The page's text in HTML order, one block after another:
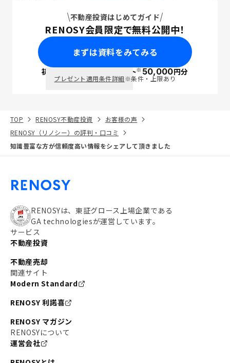
不動産投資はじめてガイド
RENOSY会員限定で無料公開中！
まずは資料をみてみる
初回面談で ポイント※50,000円分
プレゼント適用条件詳細※条件・上限あり
TOP RENOSY不動産投資
お客様の声
RENOSY（リノシー）の評判・口コミ
知識豊富な方が信頼度高い情報をシェアして頂きました
RENOSYは、東証グロース上場企業である
GA technologiesが運営しています。
サービス
不動産投資
不動産売却
関連サイト
Modern Standard
RENOSY 利諾喜
RENOSY マガジン
RENOSYについて
運営会社